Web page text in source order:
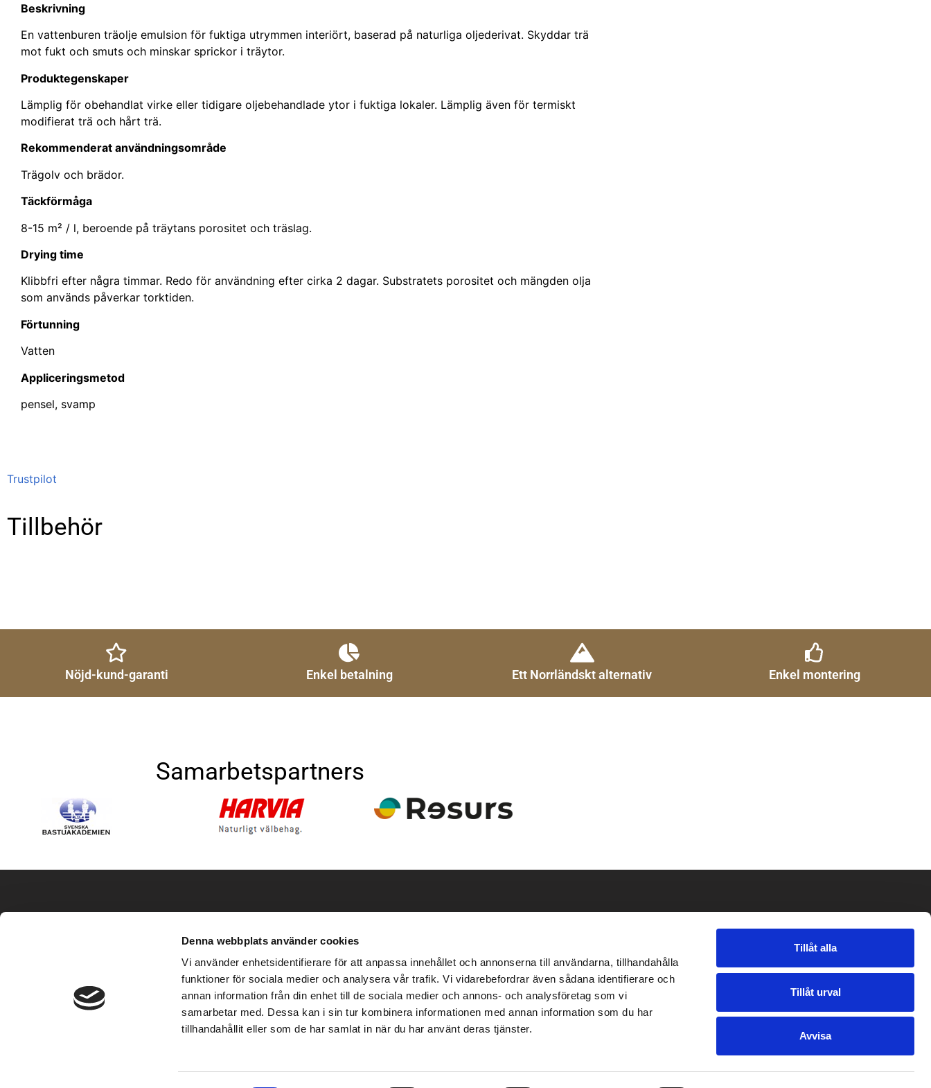
Denna webbplats använder cookies
Vi använder enhetsidentifierare för att anpassa innehållet och annonserna till användarna, tillhandahålla
funktioner för sociala medier och analysera vår trafik. Vi vidarebefordrar även sådana identifierare och
annan information från din enhet till de sociala medier och annons- och analysföretag som vi
samarbetar med. Dessa kan i sin tur kombinera informationen med annan information som du har
tillhandahållit eller som de har samlat in när du har använt deras tjänster.
Tillåt alla
Tillåt urval
Avvisa
Beskrivning
En vattenburen träolje emulsion för fuktiga utrymmen interiört, baserad på naturliga oljederivat. Skyddar trä
mot fukt och smuts och minskar sprickor i träytor.
Produktegenskaper
Lämplig för obehandlat virke eller tidigare oljebehandlade ytor i fuktiga lokaler. Lämplig även för termiskt
modifierat trä och hårt trä.
Rekommenderat användningsområde
Trägolv och brädor.
Täckförmåga
8-15 m² / l, beroende på träytans porositet och träslag.
Drying time
Klibbfri efter några timmar. Redo för användning efter cirka 2 dagar. Substratets porositet och mängden olja
som används påverkar torktiden.
Förtunning
Vatten
Appliceringsmetod
pensel, svamp
Trustpilot
Tillbehör
Nöjd-kund-garanti Enkel betalning Ett Norrländskt alternativ Enkel montering
Samarbetspartners
Bastuinredning
Bastuaggregat
Bildgalleri
Mitt konto
Köpvillkor
Integritetspolicy
Om oss
info@trabyggarna.com
0923 – 755 85
Törefors 225,
950 40 Kalix